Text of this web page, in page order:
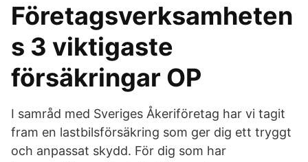
Företagsverksamheten
s 3 viktigaste
försäkringar OP
I samråd med Sveriges Åkeriföretag har vi tagit
fram en lastbilsförsäkring som ger dig ett tryggt
och anpassat skydd. För dig som har